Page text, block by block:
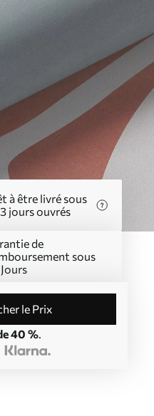
à être livré sous
3 jours ouvrés
de
sous
le Prix
40 %.